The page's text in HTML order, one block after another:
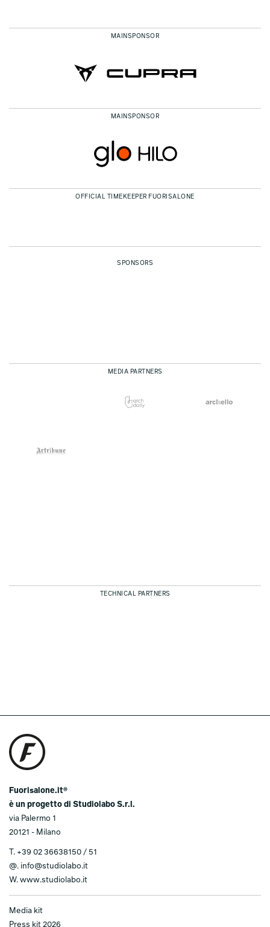
MAINSPONSOR
MAINSPONSOR
OFFICIAL TIMEKEEPER FUORISALONE
SPONSORS
MEDIA PARTNERS
TECHNICAL PARTNERS
Fuorisalone.it®
è un progetto di Studiolabo S.r.l.
via Palermo 1
20121 - Milano
T. +39 02 36638150 / 51
@. info@studiolabo.it
W. www.studiolabo.it
Media kit
Press kit 2026